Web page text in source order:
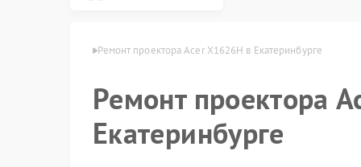
Ремонт проектора Acer X1626H в Екатеринбурге
Ремонт проектора
Екатеринбурге